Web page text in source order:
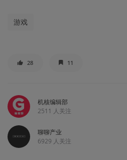
游戏
28 11
机核编辑部
2511 人关注
聊聊产业
6929 人关注